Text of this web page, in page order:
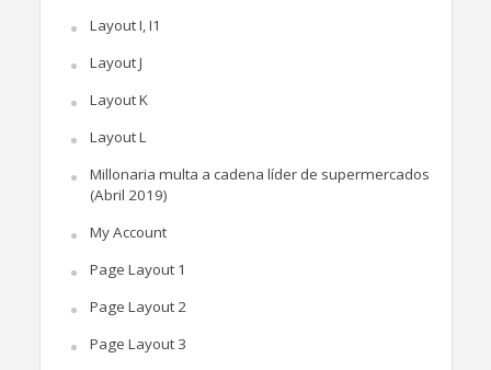
Layout I, I1
Layout J
Layout K
Layout L
Millonaria multa a cadena líder de supermercados
(Abril 2019)
My Account
Page Layout 1
Page Layout 2
Page Layout 3